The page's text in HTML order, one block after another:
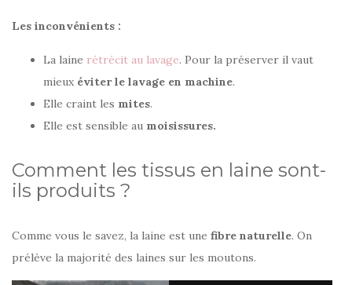
Les inconvénients :
La laine rétrécit au lavage. Pour la préserver il vaut
mieux éviter le lavage en machine.
Elle craint les mites.
Elle est sensible au moisissures.
Comment les tissus en laine sont-
ils produits ?
Comme vous le savez, la laine est une fibre naturelle. On
prélève la majorité des laines sur les moutons.